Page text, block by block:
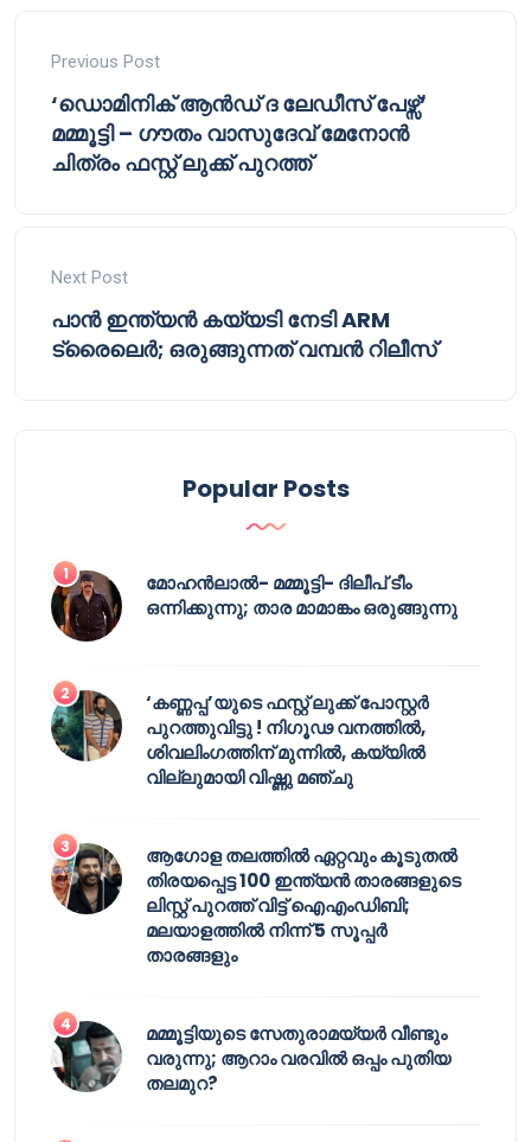
Previous Post
‘ഡൊമിനിക് ആൻഡ് ദ ലേഡീസ് പേഴ്സ്’
മമ്മൂട്ടി – ഗൗതം വാസുദേവ് മേനോൻ
ചിത്രം ഫസ്റ്റ് ലുക്ക് പുറത്ത്
Next Post
പാൻ ഇന്ത്യൻ കയ്യടി നേടി ARM
ട്രൈലെർ; ഒരുങ്ങുന്നത് വമ്പൻ റിലീസ്
Popular Posts
മോഹൻലാൽ- മമ്മൂട്ടി- ദിലീപ് ടീം
ഒന്നിക്കുന്നു; താര മാമാങ്കം ഒരുങ്ങുന്നു
‘കണ്ണപ്പ’യുടെ ഫസ്റ്റ് ലുക്ക് പോസ്റ്റർ
പുറത്തുവിട്ടു ! നിഗൂഢ വനത്തിൽ,
ശിവലിംഗത്തിന് മുന്നിൽ, കയ്യിൽ
വില്ലുമായി വിഷ്ണു മഞ്ചു
ആഗോള തലത്തിൽ ഏറ്റവും കൂടുതൽ
തിരയപ്പെട്ട 100 ഇന്ത്യൻ താരങ്ങളുടെ
ലിസ്റ്റ് പുറത്ത് വിട്ട് ഐഎംഡിബി;
മലയാളത്തിൽ നിന്ന് 5 സൂപ്പർ
താരങ്ങളും
മമ്മൂട്ടിയുടെ സേതുരാമയ്യർ വീണ്ടും
വരുന്നു; ആറാം വരവിൽ ഒപ്പം പുതിയ
തലമുറ?